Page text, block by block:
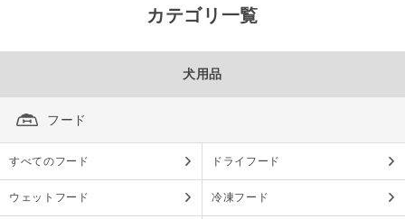
カテゴリ一覧
犬用品
フード
すべてのフード ドライフード
ウェットフード 冷凍フード